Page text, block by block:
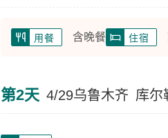
用餐 含晚餐 住宿
第2天 4/29乌鲁木齐 库尔